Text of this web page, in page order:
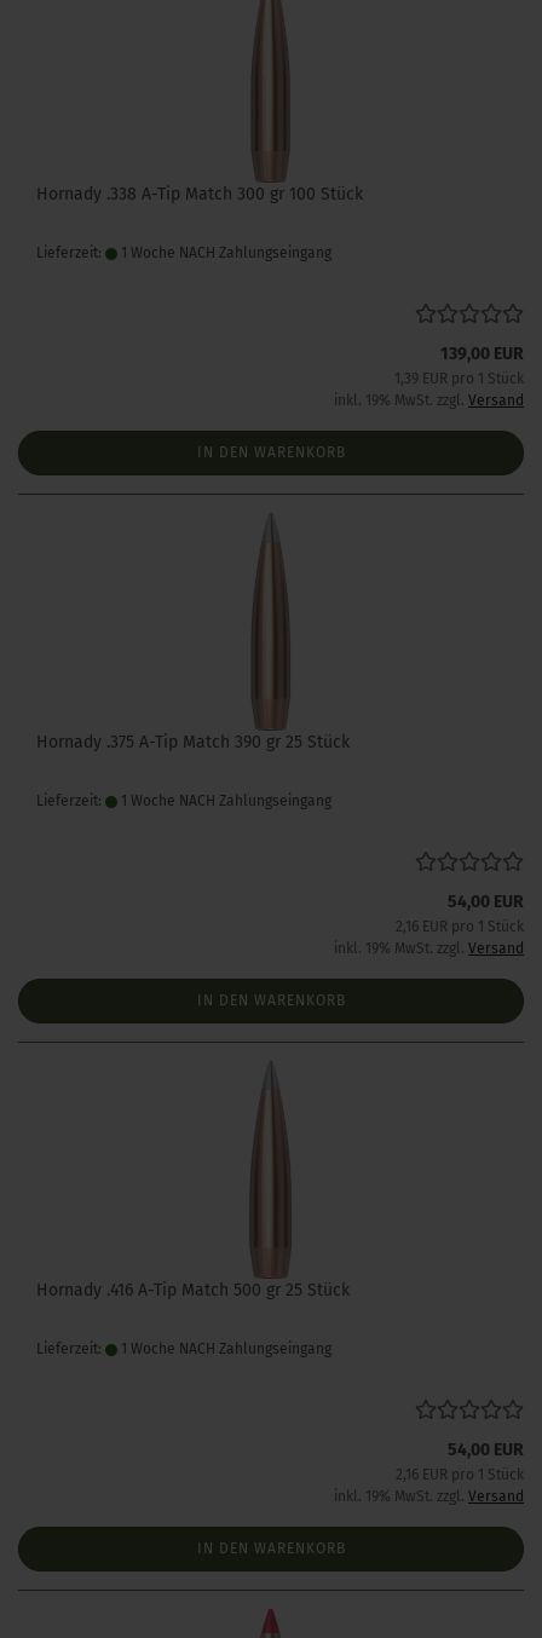
Hornady .338 A-Tip Match 300 gr 100 Stück
Lieferzeit: 1 Woche NACH Zahlungseingang
139,00 EUR
1,39 EUR pro 1 Stück
inkl. 19% MwSt. zzgl. Versand
IN DEN WARENKORB
Hornady .375 A-Tip Match 390 gr 25 Stück
Lieferzeit: 1 Woche NACH Zahlungseingang
54,00 EUR
2,16 EUR pro 1 Stück
inkl. 19% MwSt. zzgl. Versand
IN DEN WARENKORB
Hornady .416 A-Tip Match 500 gr 25 Stück
Lieferzeit: 1 Woche NACH Zahlungseingang
54,00 EUR
2,16 EUR pro 1 Stück
inkl. 19% MwSt. zzgl. Versand
IN DEN WARENKORB